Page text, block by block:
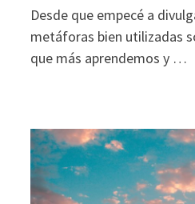
Desde que empecé a
metáforas bien utilizadas
que más aprendemos y …
visita. Si
rechaza estas
cookies,
algunas
Marketing
Al compartir tus